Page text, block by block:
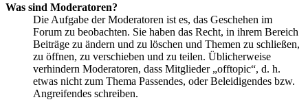
Was sind Moderatoren?
Die Aufgabe der Moderatoren ist es, das Geschehen im
Forum zu beobachten. Sie haben das Recht, in ihrem Bereich
Beiträge zu ändern und zu löschen und Themen zu schließen,
zu öffnen, zu verschieben und zu teilen. Üblicherweise
verhindern Moderatoren, dass Mitglieder „offtopic“, d. h.
etwas nicht zum Thema Passendes, oder Beleidigendes bzw.
Angreifendes schreiben.